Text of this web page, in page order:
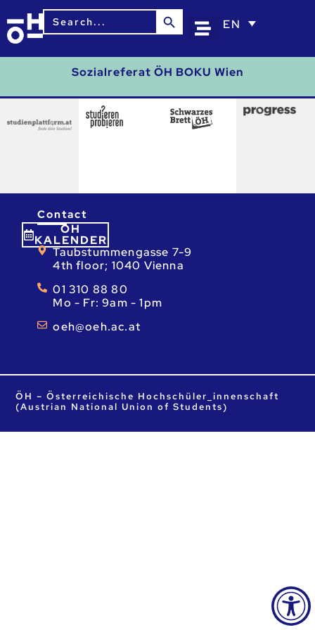
Search
for:
Search Button
EN
Sozialreferat ÖH BOKU Wien
ÖH
KALENDER
Contact
Taubstummengasse 7-9
4th floor; 1040 Vienna
01 310 88 80
Mo - Fr: 9am - 1pm
ta.ca.heo@heo
ÖH – Österreichische Hochschüler_innenschaft
(Austrian National Union of Students)